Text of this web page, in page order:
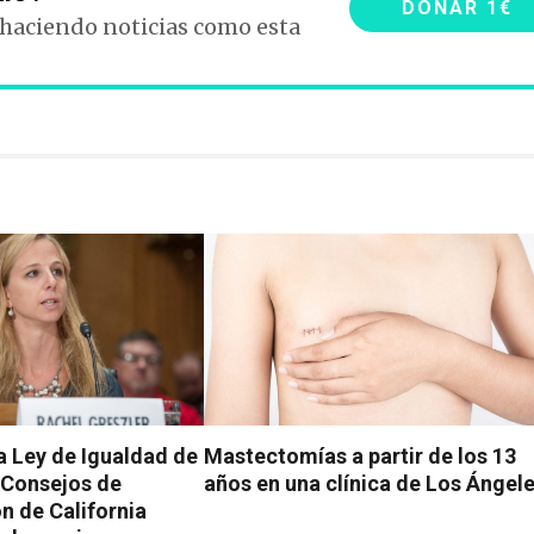
noticias como esta
DONAR 1€
Ley de Igualdad de
de
de California
Mastectomías a partir de los 13
años en una clínica de Los